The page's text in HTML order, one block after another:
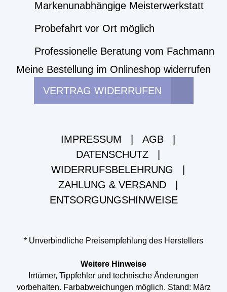
Markenunabhängige Meisterwerkstatt
Probefahrt vor Ort möglich
Professionelle Beratung vom Fachmann
Meine Bestellung im Onlineshop widerrufen
VERTRAG WIDERRUFEN
IMPRESSUM AGB
DATENSCHUTZ
WIDERRUFSBELEHRUNG
ZAHLUNG & VERSAND
ENTSORGUNGSHINWEISE
* Unverbindliche Preisempfehlung des Herstellers
Weitere Hinweise
Irrtümer, Tippfehler und technische Änderungen
vorbehalten. Farbabweichungen möglich. Stand: März